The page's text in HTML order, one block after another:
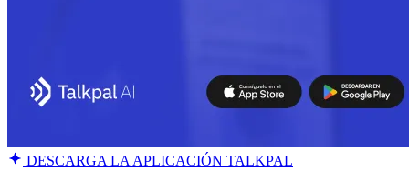
DESCARGA LA APLICACIÓN TALKPAL